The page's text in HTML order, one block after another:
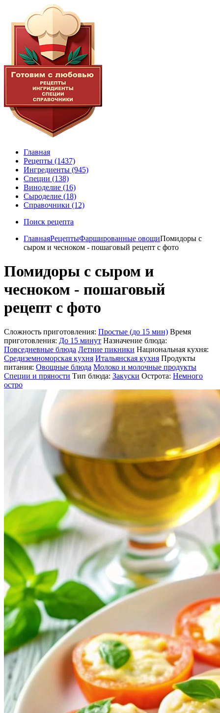
Главная
Рецепты (1437)
Ингредиенты (945)
Специи (138)
Виноделие (16)
Сыроделие (18)
Справочники (12)
Поиск рецепта
ГлавнаяРецептыФаршированные овощиПомидоры с
сыром и чесноком - пошаговый рецепт с фото
Помидоры с сыром и
чесноком - пошаговый
рецепт с фото
Сложность приготовления: Простые (до 15 мин) Время
приготовления: До 15 минут Назначение блюда:
Повседневные блюда Летние пикники Национальная кухня:
Средиземноморская кухня Итальянская кухня Продукты
питания: Овощные блюда Молоко и молочные продукты
Специи и пряности Тип блюда: Закуски Острота: Немного
остро